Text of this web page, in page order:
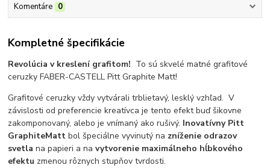
Komentáre 0
Kompletné špecifikácie
Revolúcia v kreslení grafitom! To sú skvelé matné grafitové
ceruzky FABER-CASTELL Pitt Graphite Matt!
Grafitové ceruzky vždy vytvárali trblietavý, lesklý vzhľad. V
závislosti od preferencie kreatívca je tento efekt buď šikovne
zakomponovaný, alebo je vnímaný ako rušivý. Inovatívny Pitt
GraphiteMatt bol špeciálne vyvinutý na zníženie odrazov
svetla na papieri a navytvorenie maximálneho hĺbkového
efektu zmenou rôznych stupňov tvrdosti.